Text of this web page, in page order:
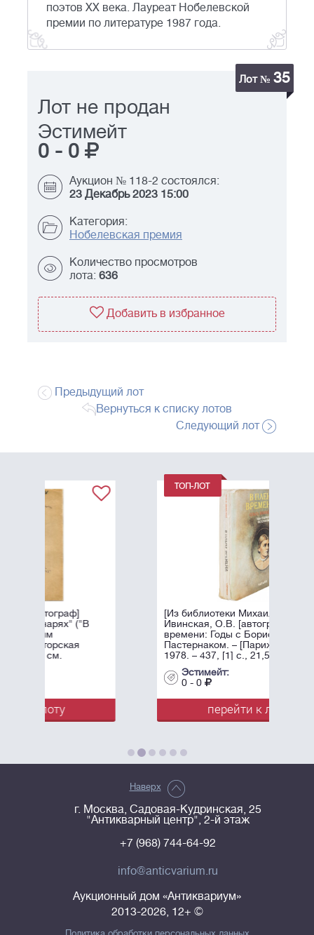
поэтов XX века. Лауреат Нобелевской
премии по литературе 1987 года.
Лот № 35
Лот не продан
Эстимейт
0 - 0
Аукцион № 118-2 состоялся:
23 Декабрь 2023 15:00
Категория:
Нобелевская премия
Количество просмотров
лота: 636
Добавить в избранное
Предыдущий лот
Вернуться к списку лотов
Следующий лот
[Из библиотеки Михаила Козакова]
Ивинская, О.В. [автограф] В плену
времени: Годы с Борисом
Пастернаком. – [Париж]: Fayard,
1978. – 437, [1] c., 21,5х13,4 см.
Наверх
г. Москва, Садовая-Кудринская, 25
"Антикварный центр", 2-й этаж
+7 (968) 744-64-92
info@anticvarium.ru
Аукционный дом «Антиквариум»
2013-2026, 12+ ©